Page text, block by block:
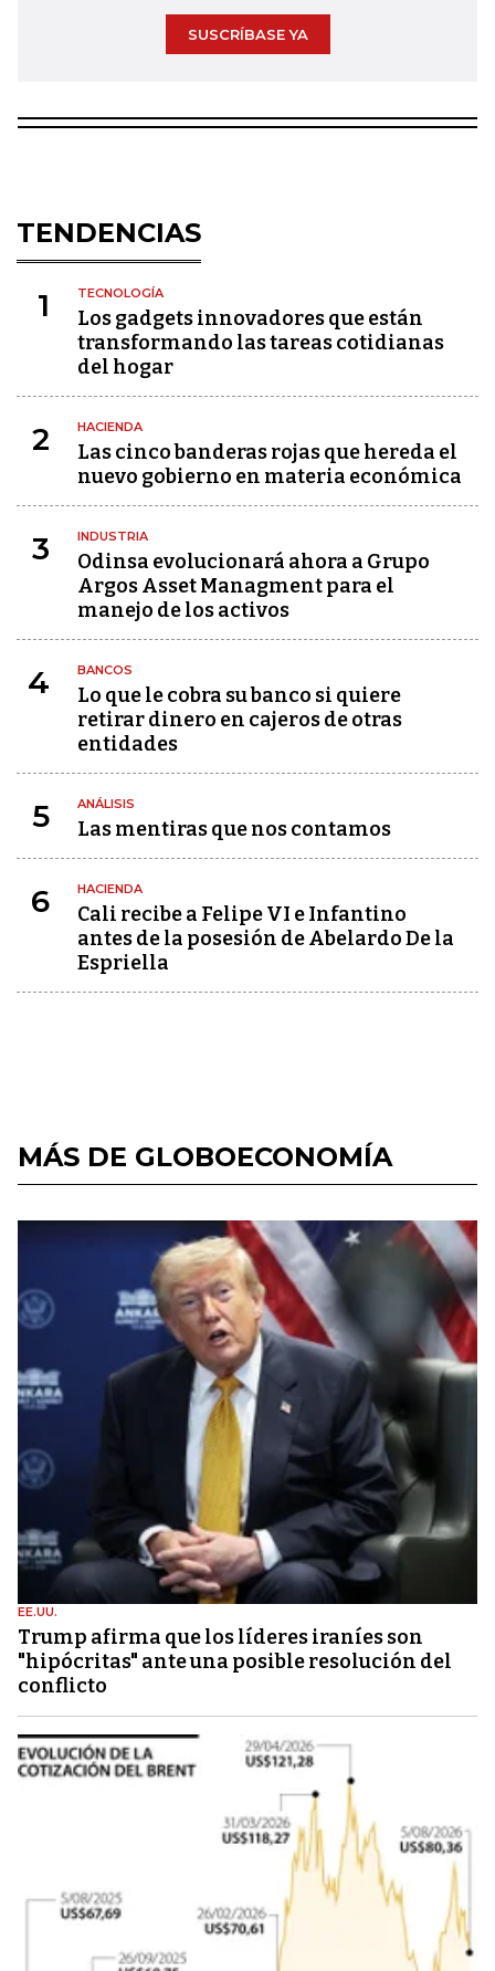
SUSCRÍBASE YA
TENDENCIAS
1 TECNOLOGÍA
Los gadgets innovadores que están
transformando las tareas cotidianas
del hogar
2 HACIENDA
Las cinco banderas rojas que hereda el
nuevo gobierno en materia económica
3 INDUSTRIA
Odinsa evolucionará ahora a Grupo
Argos Asset Managment para el
manejo de los activos
4 BANCOS
Lo que le cobra su banco si quiere
retirar dinero en cajeros de otras
entidades
5 ANÁLISIS
Las mentiras que nos contamos
6 HACIENDA
Cali recibe a Felipe VI e Infantino
antes de la posesión de Abelardo De la
Espriella
MÁS DE GLOBOECONOMÍA
EE.UU.
Trump afirma que los líderes iraníes son
"hipócritas" ante una posible resolución del
conflicto